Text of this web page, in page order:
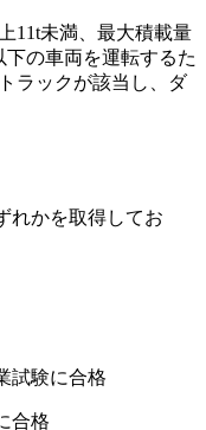
11t未満、最大積載量
下の車両を運転するた
ラックが該当し、ダ
れかを取得してお
試験に合格
合格